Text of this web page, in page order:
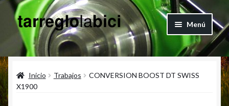
Ir
a
la
navegación
Ir
al
contenido
Menú
Quienes Somos
BlogInicio Trabajos
CONVERSION BOOST DT SWISS
X1900